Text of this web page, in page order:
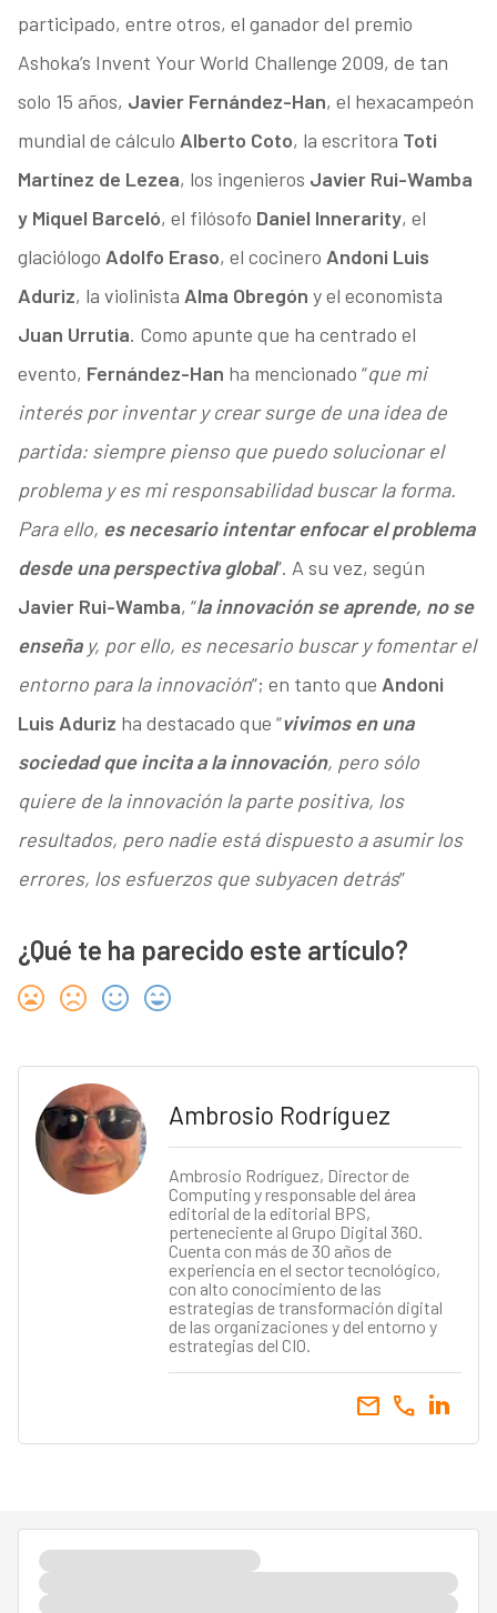
participado, entre otros, el ganador del premio
Ashoka’s Invent Your World Challenge 2009, de tan
solo 15 años, Javier Fernández-Han, el hexacampeón
mundial de cálculo Alberto Coto, la escritora Toti
Martínez de Lezea, los ingenieros Javier Rui-Wamba
y Miquel Barceló, el filósofo Daniel Innerarity, el
glaciólogo Adolfo Eraso, el cocinero Andoni Luis
Aduriz, la violinista Alma Obregón y el economista
Juan Urrutia. Como apunte que ha centrado el
evento, Fernández-Han ha mencionado “que mi
interés por inventar y crear surge de una idea de
partida: siempre pienso que puedo solucionar el
problema y es mi responsabilidad buscar la forma.
Para ello, es necesario intentar enfocar el problema
desde una perspectiva global”. A su vez, según
Javier Rui-Wamba, “la innovación se aprende, no se
enseñay, por ello, es necesario buscar y fomentar el
entorno para la innovación”; en tanto que Andoni
Luis Aduriz ha destacado que “vivimos en una
sociedad que incita a la innovación, pero sólo
quiere de la innovación la parte positiva, los
resultados, pero nadie está dispuesto a asumir los
errores, los esfuerzos que subyacen detrás”
¿Qué te ha parecido este artículo?
Ambrosio Rodríguez
Ambrosio Rodríguez, Director de
Computing y responsable del área
editorial de la editorial BPS,
perteneciente al Grupo Digital 360.
Cuenta con más de 30 años de
experiencia en el sector tecnológico,
con alto conocimiento de las
estrategias de transformación digital
de las organizaciones y del entorno y
estrategias del CIO.
call
email